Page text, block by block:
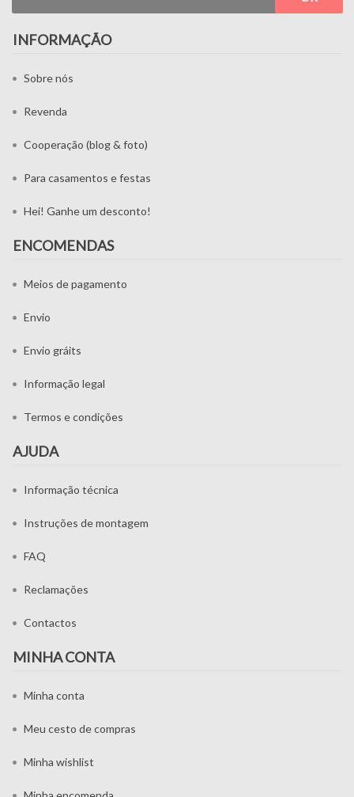
INFORMAÇÃO
Sobre nós
Revenda
Cooperação (blog & foto)
Para casamentos e festas
Hei! Ganhe um desconto!
ENCOMENDAS
Meios de pagamento
Envio
Envio gráits
Informação legal
Termos e condições
AJUDA
Informação técnica
Instruções de montagem
FAQ
Reclamações
Contactos
MINHA CONTA
Minha conta
Meu cesto de compras
Minha wishlist